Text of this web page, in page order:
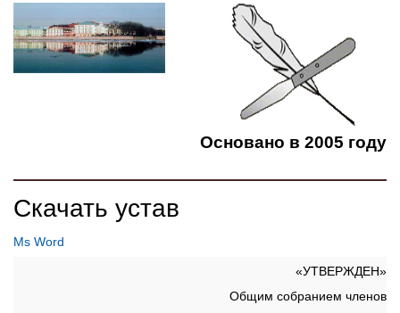
Основано в 2005 году
Скачать устав
Ms Word
«УТВЕРЖДЕН»
Общим собранием членов